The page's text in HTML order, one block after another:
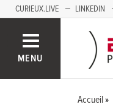
CURIEUX.LIVE LINKEDIN
MENU
Accueil